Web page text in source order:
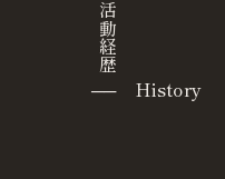
活動経歴
── History